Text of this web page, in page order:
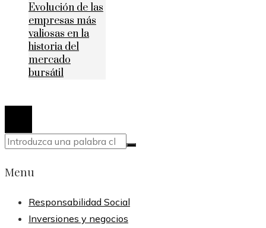
Evolución de las
empresas más
valiosas en la
historia del
mercado
bursátil
Menu
Responsabilidad Social
Inversiones y negocios